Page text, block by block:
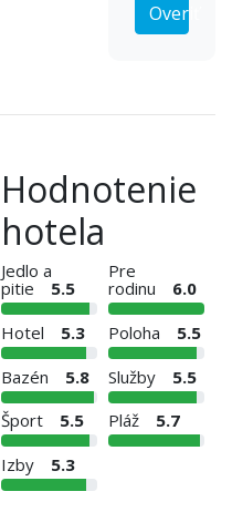
Overiť
Hodnotenie
hotela
Jedlo a
pitie
5.5
Pre
rodinu
6.0
Hotel
5.3 Poloha
5.5
Bazén
5.8 Služby
5.5
Šport
5.5 Pláž
5.7
Izby
5.3